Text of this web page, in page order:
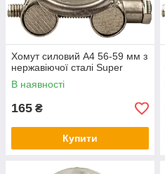
Хомут силовий А4 56-59 мм з
нержавіючої сталі Super
В наявності
165 ₴
Купити